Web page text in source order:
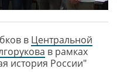
в Центральной
в рамках
история России"